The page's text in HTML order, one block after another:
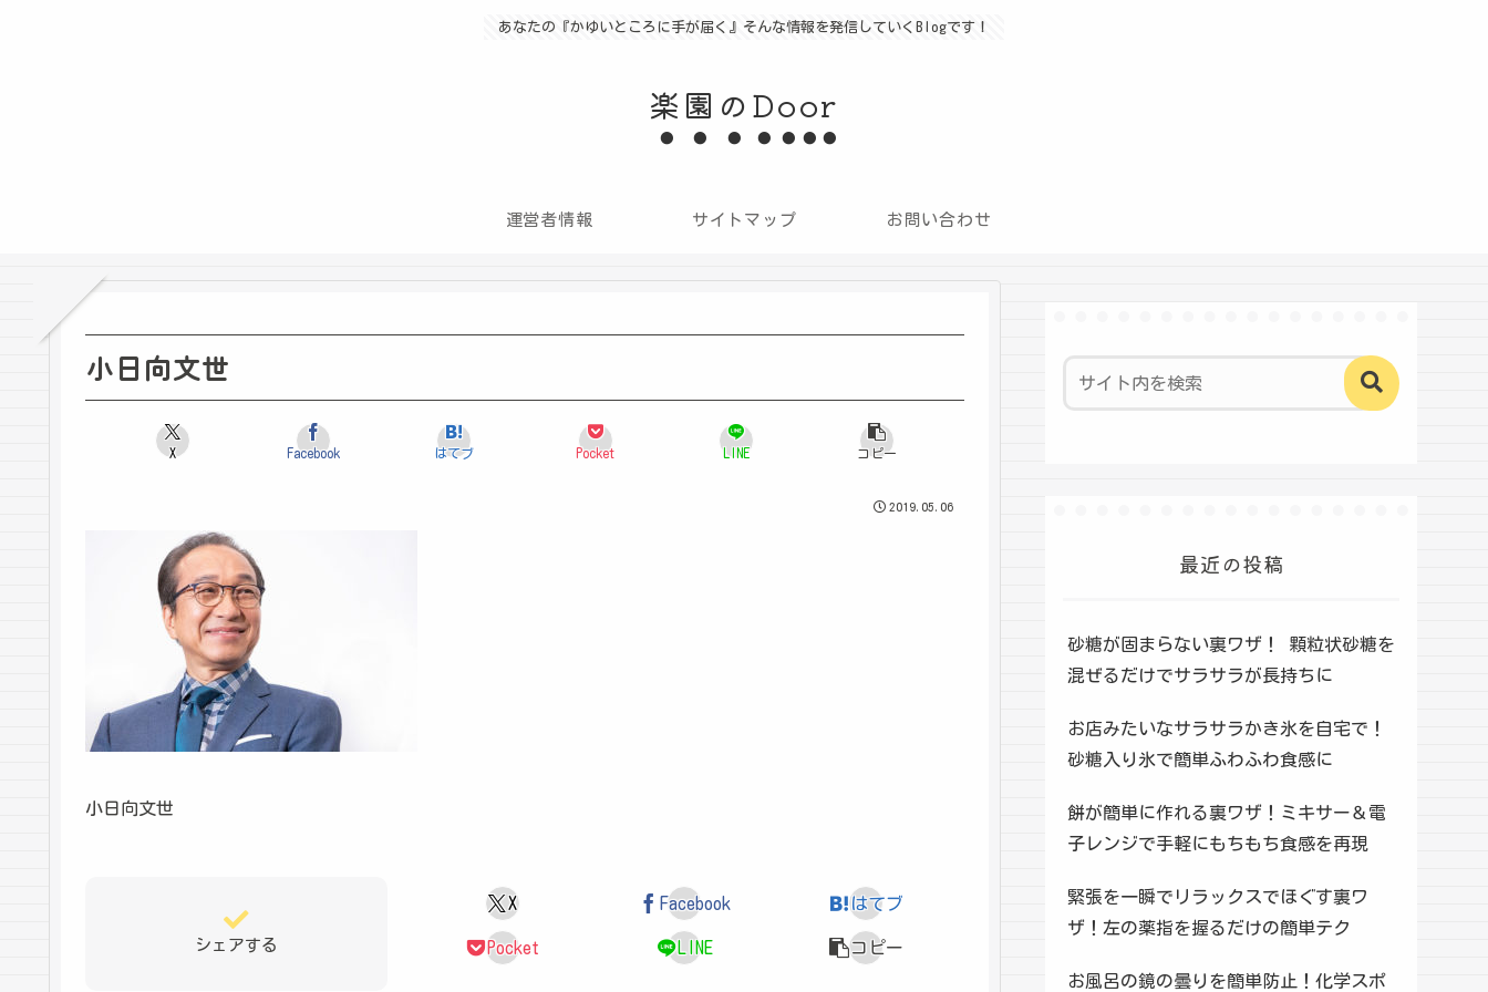
あなたの『かゆいところに手が届く』そんな情報を発信していくBlogです！
楽園のDoor
運営者情報 サイトマップ お問い合わせ
小日向文世
X Facebook はてブ Pocket LINE コピー
2019.05.06
小日向文世
シェアする
X Facebook はてブ
Pocket LINE コピー
最近の投稿
砂糖が固まらない裏ワザ！ 顆粒状砂糖を
混ぜるだけでサラサラが長持ちに
お店みたいなサラサラかき氷を自宅で！
砂糖入り氷で簡単ふわふわ食感に
餅が簡単に作れる裏ワザ！ミキサー＆電
子レンジで手軽にもちもち食感を再現
緊張を一瞬でリラックスでほぐす裏ワ
ザ！左の薬指を握るだけの簡単テク
お風呂の鏡の曇りを簡単防止！化学スポ